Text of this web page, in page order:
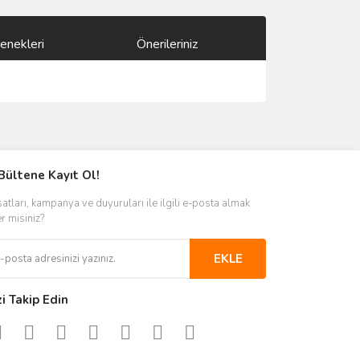
Önerileriniz
Kayıt Ol!
kampanya ve duyuruları ile ilgili e-posta almak
misiniz?
EKLE
Takip Edin